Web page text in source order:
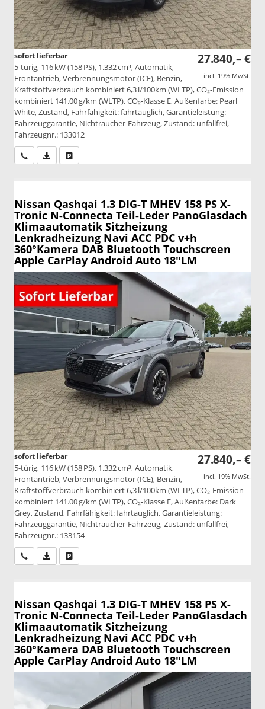
27.840,– €
incl. 19% MwSt.
sofort lieferbar
5-türig, 116 kW (158 PS), 1.332 cm³, Automatik,
Frontantrieb, Verbrennungsmotor (ICE), Benzin,
Kraftstoffverbrauch kombiniert 6,3 l/100km (WLTP), CO₂-Emission
kombiniert 141.00 g/km (WLTP), CO₂-Klasse E, Außenfarbe: Pearl
White, Zustand, Fahrfähigkeit: fahrtauglich, Garantieleistung:
Fahrzeuggarantie, Nichtraucher-Fahrzeug, Zustand: unfallfrei,
Fahrzeugnr.: 133012
Wir rufen Sie anPDF-Datei, Fahrzeugexposé drucken
Nissan Qashqai 1.3 DIG-T MHEV 158 PS X-
Tronic N-Connecta Teil-Leder PanoGlasdach
Klimaautomatik Sitzheizung
Lenkradheizung Navi ACC PDC v+h
360°Kamera DAB Bluetooth Touchscreen
Apple CarPlay Android Auto 18"LM
27.840,– €
incl. 19% MwSt.
sofort lieferbar
5-türig, 116 kW (158 PS), 1.332 cm³, Automatik,
Frontantrieb, Verbrennungsmotor (ICE), Benzin,
Kraftstoffverbrauch kombiniert 6,3 l/100km (WLTP), CO₂-Emission
kombiniert 141.00 g/km (WLTP), CO₂-Klasse E, Außenfarbe: Dark
Grey, Zustand, Fahrfähigkeit: fahrtauglich, Garantieleistung:
Fahrzeuggarantie, Nichtraucher-Fahrzeug, Zustand: unfallfrei,
Fahrzeugnr.: 133154
Wir rufen Sie anPDF-Datei, Fahrzeugexposé drucken
Nissan Qashqai 1.3 DIG-T MHEV 158 PS X-
Tronic N-Connecta Teil-Leder PanoGlasdach
Klimaautomatik Sitzheizung
Lenkradheizung Navi ACC PDC v+h
360°Kamera DAB Bluetooth Touchscreen
Apple CarPlay Android Auto 18"LM